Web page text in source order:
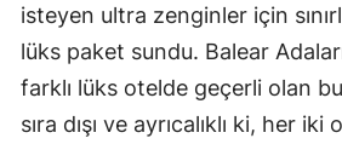
isteyen ultra zenginler için
lüks paket sundu. Balear
farklı lüks otelde geçerli olan
sıra dışı ve ayrıcalıklı ki, her